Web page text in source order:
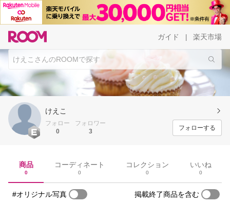
ガイド 楽天市場
けえこ
フォロー
0
フォロワー
3
フォローする
商品
0
コーディネート
0
コレクション
0
いいね
0
#オリジナル写真 掲載終了商品を含む